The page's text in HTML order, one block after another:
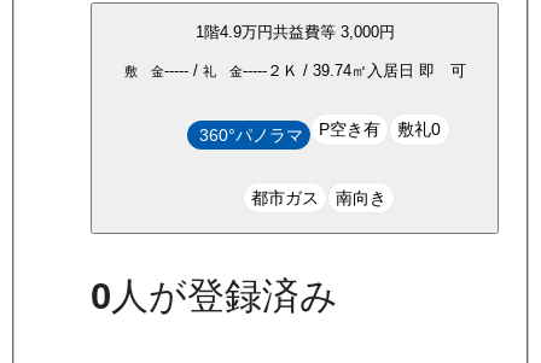
1階4.9万円共益費等 3,000円
敷 金-----/ 礼 金-----２Ｋ / 39.74㎡ 入居日 即 可
360°パノラマ P空き有 敷礼0
都市ガス 南向き
0 人が登録済み